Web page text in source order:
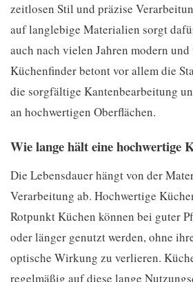
zeitlosen Stil und präzise
auf langlebige Materialien sorgt
auch nach vielen Jahren modern
Küchenfinder betont vor allem die
die sorgfältige Kantenbearbeitung
an hochwertigen Oberflächen.
Wie lange hält eine hochwertige
Die Lebensdauer hängt von der
Verarbeitung ab. Hochwertige
Rotpunkt Küchen können bei guter
oder länger genutzt werden, ohne
optische Wirkung zu verlieren.
regelmäßig auf diese lange